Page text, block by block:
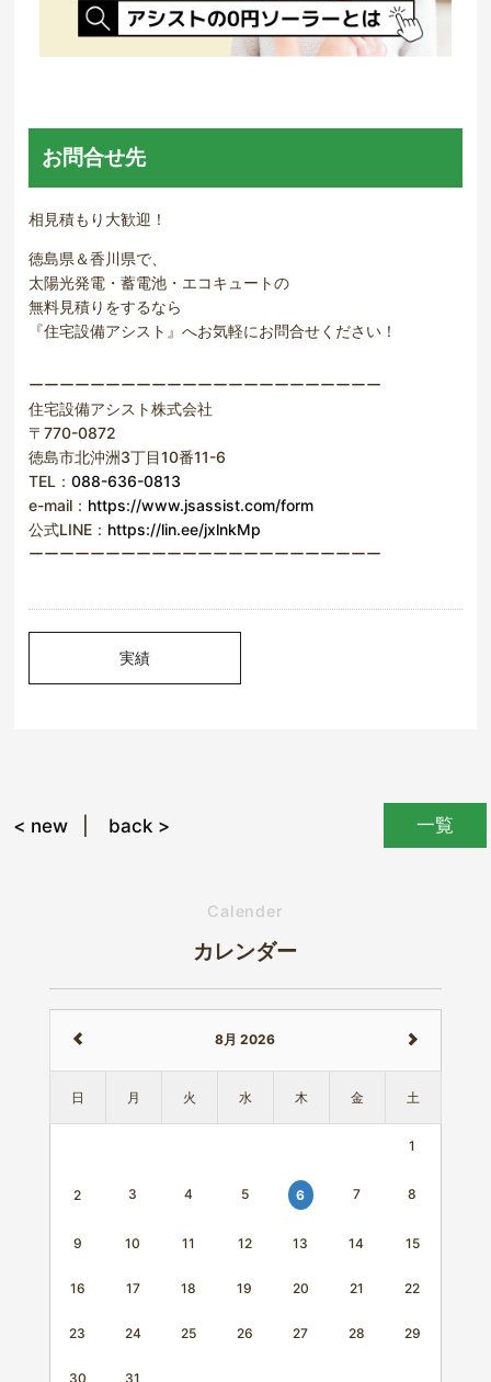
お問合せ先
相見積もり大歓迎！
徳島県＆香川県で、
太陽光発電・蓄電池・エコキュートの
無料見積りをするなら
『住宅設備アシスト』へお気軽にお問合せください！
ーーーーーーーーーーーーーーーーーーーーーーー
住宅設備アシスト株式会社
〒770-0872
徳島市北沖洲3丁目10番11-6
TEL：088-636-0813
e-mail： https://www.jsassist.com/form
公式LINE： https://lin.ee/jxlnkMp
ーーーーーーーーーーーーーーーーーーーーーーー
実績
一覧
< new back >
Calender
カレンダー
8月 2026
日 月 火 水 木 金 土
1
2 3 4 5 6 7 8
9 10 11 12 13 14 15
16 17 18 19 20 21 22
23 24 25 26 27 28 29
30 31